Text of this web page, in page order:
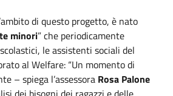
di questo progetto, è nato
minori” che periodicamente
le assistenti sociali del
al Welfare: “Un momento di
– spiega l’assessora Rosa Palone